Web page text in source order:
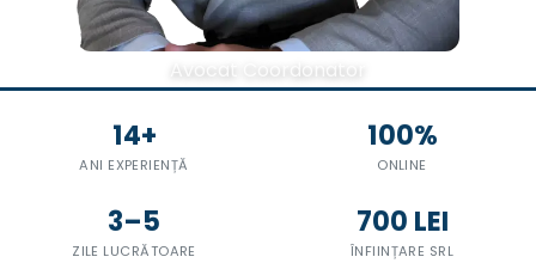
Avocat Coordonator
14+
ANI EXPERIENȚĂ
100%
ONLINE
3–5
ZILE LUCRĂTOARE
700 LEI
ÎNFIINȚARE SRL